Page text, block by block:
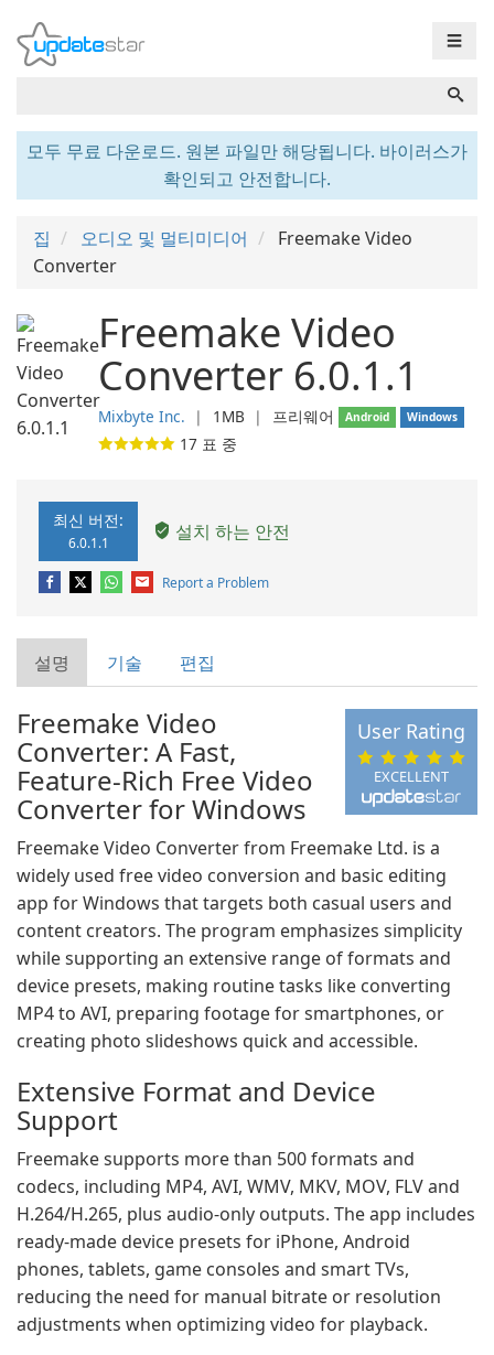
☰
모두 무료 다운로드. 원본 파일만 해당됩니다. 바이러스가
확인되고 안전합니다.
집 오디오 및 멀티미디어
Freemake Video
Converter
Freemake Video
Converter 6.0.1.1
Mixbyte Inc. ❘ 1MB ❘ 프리웨어 Android Windows
17 표 중
최신 버전:
6.0.1.1 설치 하는 안전
Report a Problem
설명 기술 편집
EXCELLENT
User Rating
Freemake Video
Converter: A Fast,
Feature-Rich Free Video
Converter for Windows
Freemake Video Converter from Freemake Ltd. is a
widely used free video conversion and basic editing
app for Windows that targets both casual users and
content creators. The program emphasizes simplicity
while supporting an extensive range of formats and
device presets, making routine tasks like converting
MP4 to AVI, preparing footage for smartphones, or
creating photo slideshows quick and accessible.
Extensive Format and Device
Support
Freemake supports more than 500 formats and
codecs, including MP4, AVI, WMV, MKV, MOV, FLV and
H.264/H.265, plus audio-only outputs. The app includes
ready-made device presets for iPhone, Android
phones, tablets, game consoles and smart TVs,
reducing the need for manual bitrate or resolution
adjustments when optimizing video for playback.